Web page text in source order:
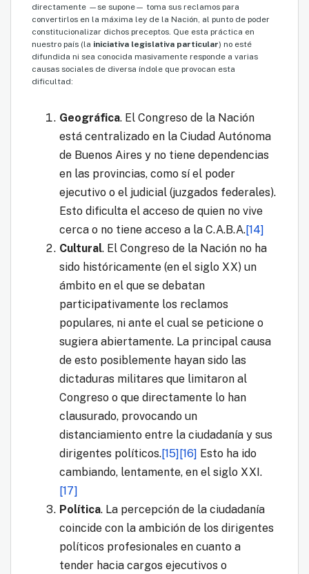
directamente —se supone— toma sus reclamos para
convertirlos en la máxima ley de la Nación, al punto de poder
constitucionalizar dichos preceptos. Que esta práctica en
nuestro país (la iniciativa legislativa particular) no esté
difundida ni sea conocida masivamente responde a varias
causas sociales de diversa índole que provocan esta
dificultad:
Geográfica. El Congreso de la Nación
está centralizado en la Ciudad Autónoma
de Buenos Aires y no tiene dependencias
en las provincias, como sí el poder
ejecutivo o el judicial (juzgados federales).
Esto dificulta el acceso de quien no vive
cerca o no tiene acceso a la C.A.B.A.[14]
Cultural. El Congreso de la Nación no ha
sido históricamente (en el siglo XX) un
ámbito en el que se debatan
participativamente los reclamos
populares, ni ante el cual se peticione o
sugiera abiertamente. La principal causa
de esto posiblemente hayan sido las
dictaduras militares que limitaron al
Congreso o que directamente lo han
clausurado, provocando un
distanciamiento entre la ciudadanía y sus
dirigentes políticos.[15][16] Esto ha ido
cambiando, lentamente, en el siglo XXI.
[17]
Política. La percepción de la ciudadanía
coincide con la ambición de los dirigentes
políticos profesionales en cuanto a
tender hacia cargos ejecutivos o